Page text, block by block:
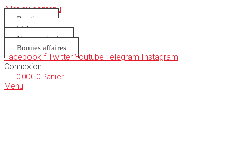
Aller au contenu
Boutique
S’abonner
Nous soutenir
Bonnes affaires
Facebook-f Twitter Youtube Telegram Instagram
Connexion
0,00€ 0 Panier
Menu